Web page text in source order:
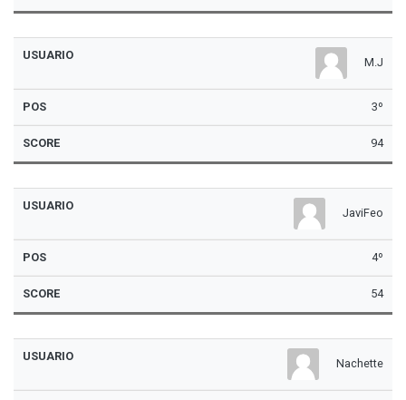
M.J
3º
94
JaviFeo
4º
54
Nachette